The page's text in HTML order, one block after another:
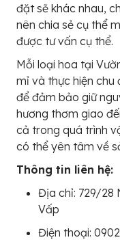
đặt sẽ khác nhau,
nên chia sẻ cụ thể
được tư vấn cụ thể.
Mỗi loại hoa tại
mỉ và thực hiện chu
để đảm bảo giữ
hương thơm giao
cả trong quá trình
có thể yên tâm về
Thông tin liên hệ:
Địa chỉ: 729/28
Vấp
Điện thoại: